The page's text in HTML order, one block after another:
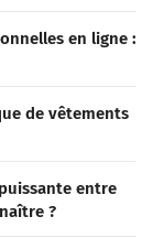
en ligne :
de vêtements
entre
?